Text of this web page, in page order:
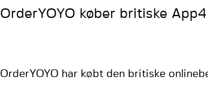
OrderYOYO køber britiske App4
OrderYOYO har købt den britiske